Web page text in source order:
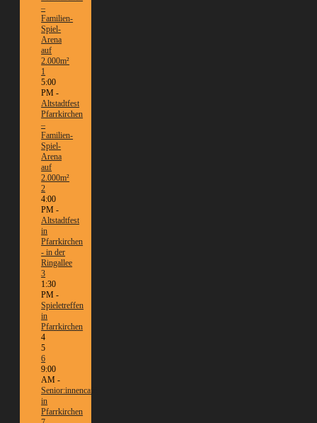
–
Familien-
Spiel-
Arena
auf
2.000m²
1
5:00
PM -
Altstadtfest
Pfarrkirchen
–
Familien-
Spiel-
Arena
auf
2.000m²
2
4:00
PM -
Altstadtfest
in
Pfarrkirchen
- in der
Ringallee
3
1:30
PM -
Spieletreffen
in
Pfarrkirchen
4
5
6
9:00
AM -
Senior:innencafé
in
Pfarrkirchen